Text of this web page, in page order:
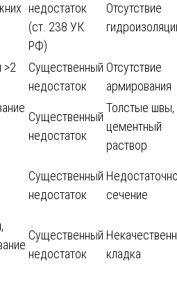
недостаток
(ст. 238 УК
РФ)
Отсутствие
Существенный
недостаток
Отсутствие
армирования
Существенный
недостаток
Толстые швы,
цементный
раствор
Существенный
недостаток
сечение
Существенный
недостаток
кладка